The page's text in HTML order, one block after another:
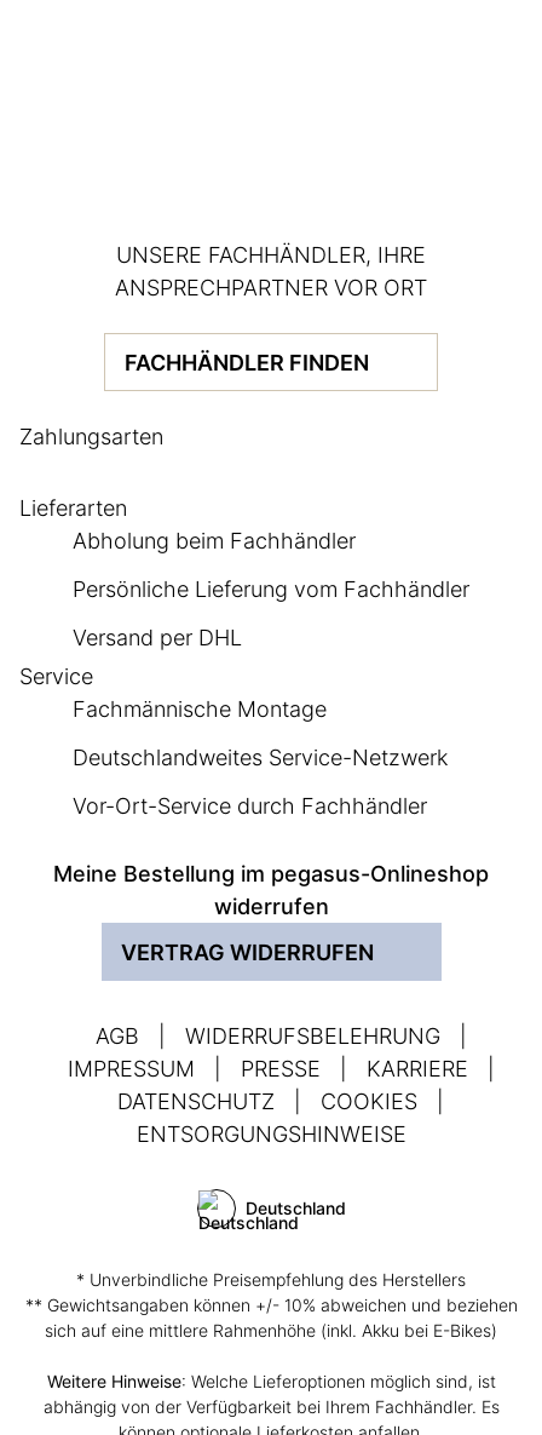
UNSERE FACHHÄNDLER, IHRE
ANSPRECHPARTNER VOR ORT
FACHHÄNDLER FINDEN
Zahlungsarten
Lieferarten
Abholung beim Fachhändler
Persönliche Lieferung vom Fachhändler
Versand per DHL
Service
Fachmännische Montage
Deutschlandweites Service-Netzwerk
Vor-Ort-Service durch Fachhändler
Meine Bestellung im pegasus-Onlineshop
widerrufen
VERTRAG WIDERRUFEN
AGB WIDERRUFSBELEHRUNG
IMPRESSUM
PRESSE KARRIERE
DATENSCHUTZ
COOKIES
ENTSORGUNGSHINWEISE
Deutschland
* Unverbindliche Preisempfehlung des Herstellers
** Gewichtsangaben können +/- 10% abweichen und beziehen
sich auf eine mittlere Rahmenhöhe (inkl. Akku bei E-Bikes)
Weitere Hinweise: Welche Lieferoptionen möglich sind, ist
abhängig von der Verfügbarkeit bei Ihrem Fachhändler. Es